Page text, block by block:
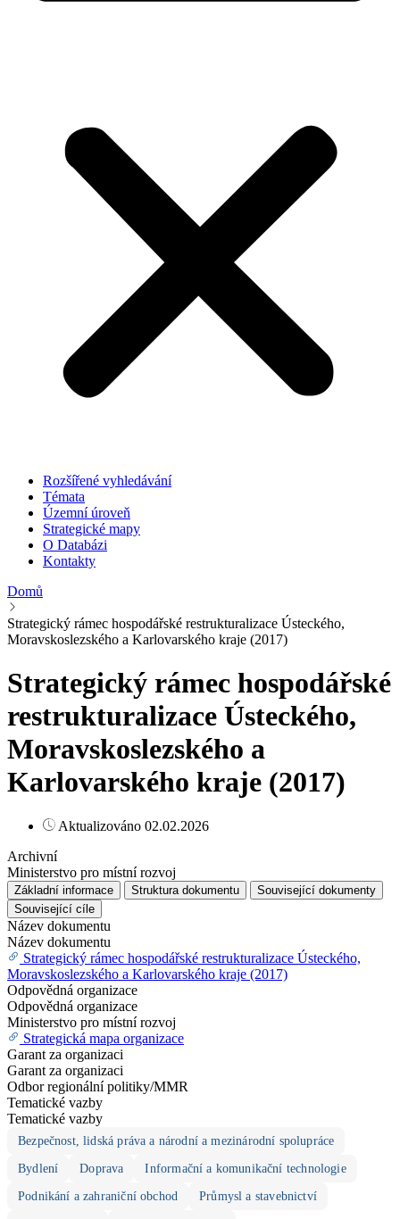
Rozšířené vyhledávání
Témata
Územní úroveň
Strategické mapy
O Databázi
Kontakty
Domů
Strategický rámec hospodářské restrukturalizace Ústeckého,
Moravskoslezského a Karlovarského kraje (2017)
Strategický rámec hospodářské
restrukturalizace Ústeckého,
Moravskoslezského a
Karlovarského kraje (2017)
Aktualizováno 02.02.2026
Archivní
Ministerstvo pro místní rozvoj
Základní informace Struktura dokumentu
Související dokumenty
Související cíle
Název dokumentu
Název dokumentu
Strategický rámec hospodářské restrukturalizace Ústeckého,
Moravskoslezského a Karlovarského kraje (2017)
Odpovědná organizace
Odpovědná organizace
Ministerstvo pro místní rozvoj
Strategická mapa organizace
Garant za organizaci
Garant za organizaci
Odbor regionální politiky/MMR
Tematické vazby
Tematické vazby
Bezpečnost, lidská práva a národní a mezinárodní spolupráce
Bydlení Doprava Informační a komunikační technologie
Podnikání a zahraniční obchod Průmysl a stavebnictví